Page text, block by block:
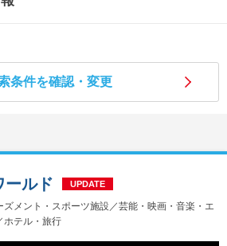
【4年生】
【1～3年生】
スカウト お知らせ
ート
条件を確認・変更
ズメント・スポーツ施設／芸能・映画・音楽・エ
ホテル・旅行
ールド UPDATE